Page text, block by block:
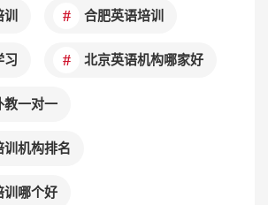
合肥英语培训
习 北京英语机构哪家好
教一对一
训机构排名
训哪个好